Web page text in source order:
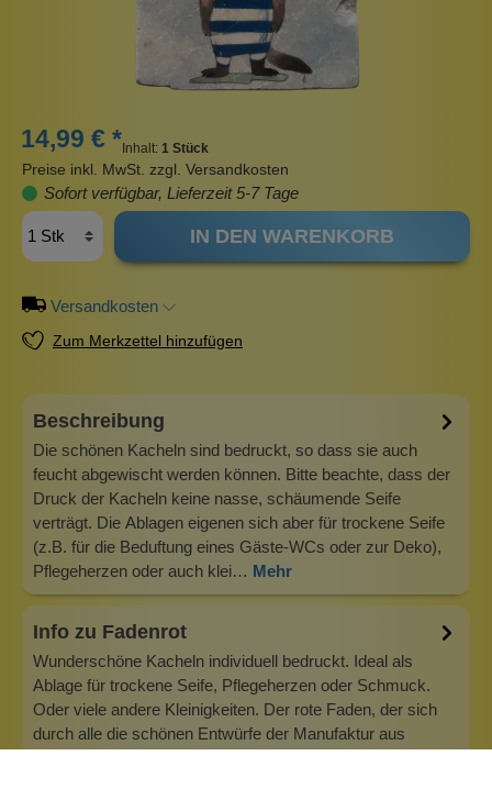
14,99 € * Inhalt: 1 Stück
Preise inkl. MwSt. zzgl. Versandkosten
Sofort verfügbar, Lieferzeit 5-7 Tage
IN DEN WARENKORB
Versandkosten
Zum Merkzettel hinzufügen
Beschreibung
Die schönen Kacheln sind bedruckt, so dass sie auch
feucht abgewischt werden können. Bitte beachte, dass der
Druck der Kacheln keine nasse, schäumende Seife
verträgt. Die Ablagen eigenen sich aber für trockene Seife
(z.B. für die Beduftung eines Gäste-WCs oder zur Deko),
Pflegeherzen oder auch klei… Mehr
Info zu Fadenrot
Wunderschöne Kacheln individuell bedruckt. Ideal als
Ablage für trockene Seife, Pflegeherzen oder Schmuck.
Oder viele andere Kleinigkeiten. Der rote Faden, der sich
durch alle die schönen Entwürfe der Manufaktur aus